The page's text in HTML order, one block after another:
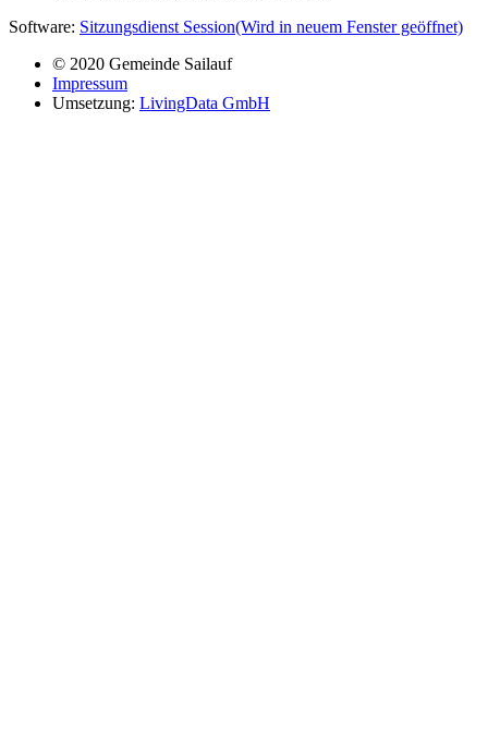
Software: Sitzungsdienst Session(Wird in neuem Fenster geöffnet)
© 2020 Gemeinde Sailauf
Impressum
Umsetzung: LivingData GmbH